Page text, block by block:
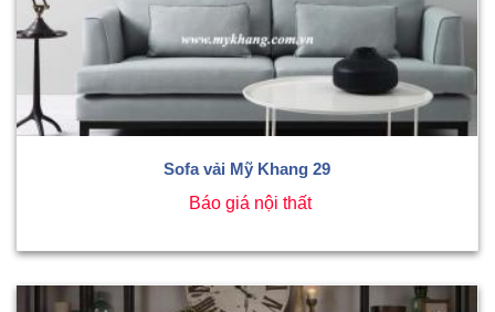
Sofa vải Mỹ Khang 29
Báo giá nội thất